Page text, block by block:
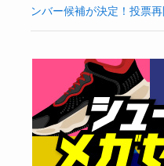
ンバー候補が決定！投票